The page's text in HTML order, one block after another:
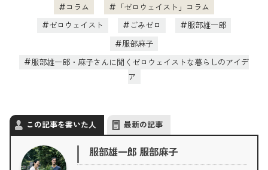
コラム
「ゼロウェイスト」コラム
ゼロウェイスト
ごみゼロ
服部雄一郎
服部麻子
服部雄一郎・麻子さんに聞くゼロウェイストな暮らしのアイデ
ア
この記事を書いた人 最新の記事
服部雄一郎 服部麻子